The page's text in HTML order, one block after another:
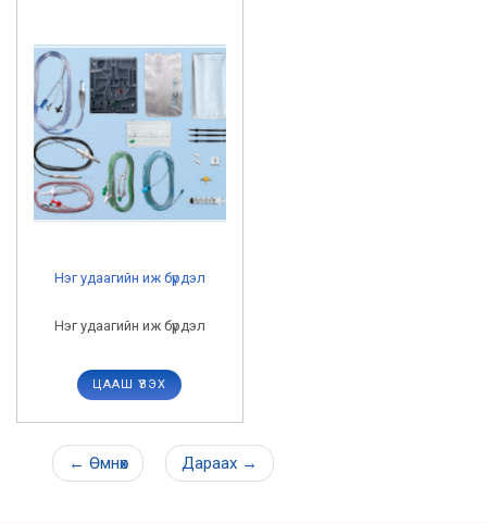
Нэг удаагийн иж бүрдэл
Нэг удаагийн иж бүрдэл
ЦААШ ҮЗЭХ
← Өмнөх Дараах →